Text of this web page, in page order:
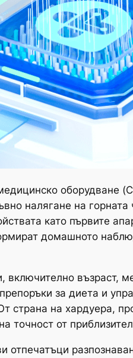
оборудване
налягане на
като първите
домашното
включително възраст,
за диета и
страна на хардуера,
точност от
отпечатъци